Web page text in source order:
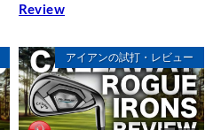
Review
アイアンの試打・レビュー